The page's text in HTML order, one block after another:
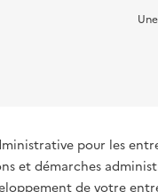
pour les
et démarches
de votre